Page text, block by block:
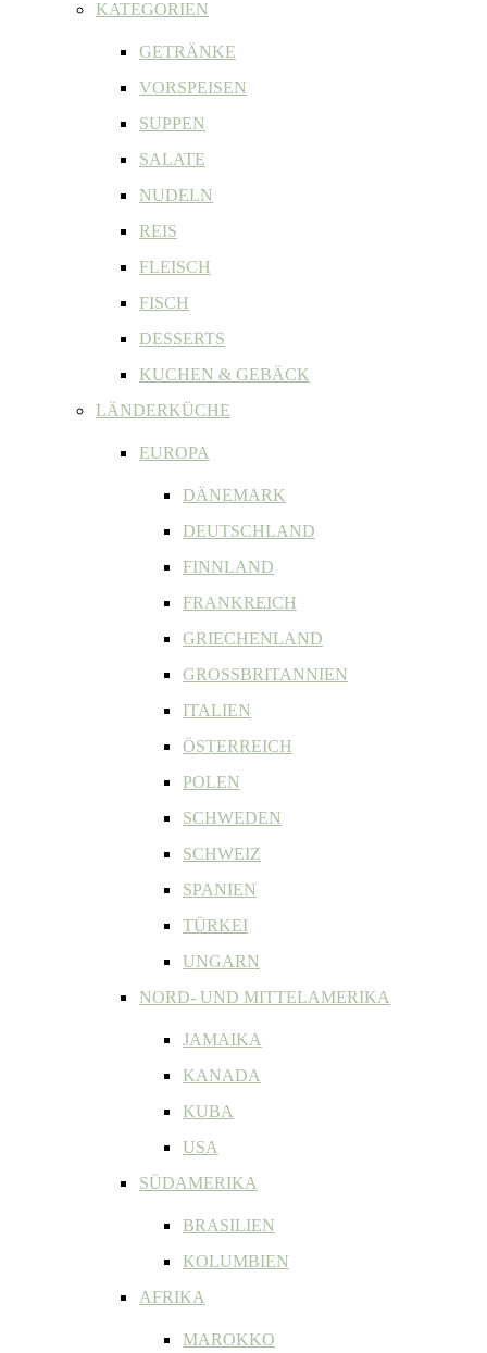
KATEGORIEN
GETRÄNKE
VORSPEISEN
SUPPEN
SALATE
NUDELN
REIS
FLEISCH
FISCH
DESSERTS
KUCHEN & GEBÄCK
LÄNDERKÜCHE
EUROPA
DÄNEMARK
DEUTSCHLAND
FINNLAND
FRANKREICH
GRIECHENLAND
GROSSBRITANNIEN
ITALIEN
ÖSTERREICH
POLEN
SCHWEDEN
SCHWEIZ
SPANIEN
TÜRKEI
UNGARN
NORD- UND MITTELAMERIKA
JAMAIKA
KANADA
KUBA
USA
SÜDAMERIKA
BRASILIEN
KOLUMBIEN
AFRIKA
MAROKKO